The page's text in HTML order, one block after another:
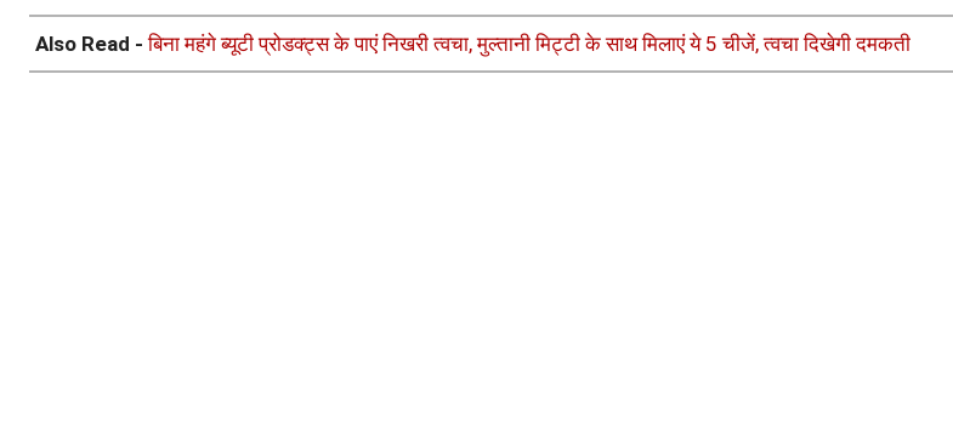
Also Read -बिना महंगे ब्यूटी प्रोडक्ट्स के पाएं निखरी त्वचा, मुल्तानी मिट्टी के साथ मिलाएं ये 5 चीजें, त्वचा दिखेगी दमकती